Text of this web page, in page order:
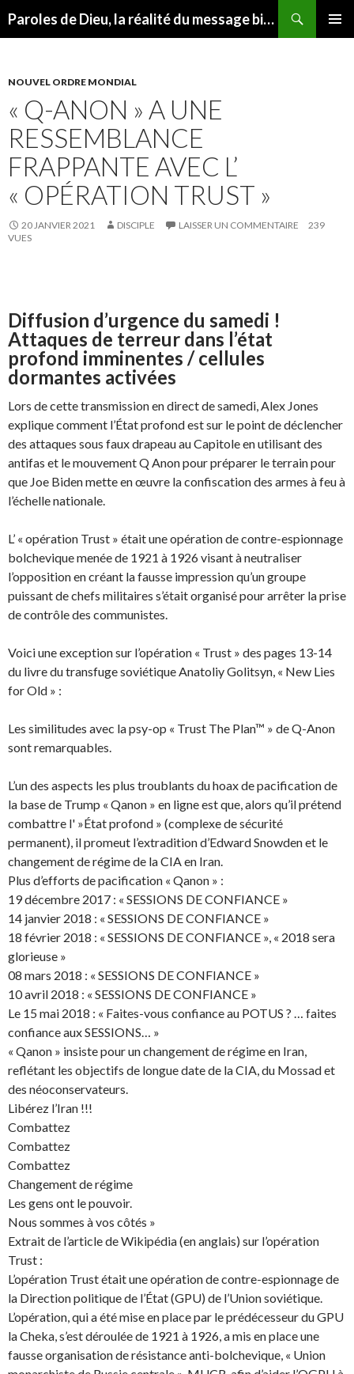
Paroles de Dieu, la réalité du message biblique
NOUVEL ORDRE MONDIAL
« Q-ANON » A UNE
RESSEMBLANCE
FRAPPANTE AVEC L’
« OPÉRATION TRUST »
20 JANVIER 2021 DISCIPLE LAISSER UN COMMENTAIRE
239
VUES
Diffusion d’urgence du samedi !
Attaques de terreur dans l’état
profond imminentes / cellules
dormantes activées
Lors de cette transmission en direct de samedi, Alex Jones
explique comment l’État profond est sur le point de déclencher
des attaques sous faux drapeau au Capitole en utilisant des
antifas et le mouvement Q Anon pour préparer le terrain pour
que Joe Biden mette en œuvre la confiscation des armes à feu à
l’échelle nationale.
L’ « opération Trust » était une opération de contre-espionnage
bolchevique menée de 1921 à 1926 visant à neutraliser
l’opposition en créant la fausse impression qu’un groupe
puissant de chefs militaires s’était organisé pour arrêter la prise
de contrôle des communistes.
Voici une exception sur l’opération « Trust » des pages 13-14
du livre du transfuge soviétique Anatoliy Golitsyn, « New Lies
for Old » :
Les similitudes avec la psy-op « Trust The Plan™ » de Q-Anon
sont remarquables.
L’un des aspects les plus troublants du hoax de pacification de
la base de Trump « Qanon » en ligne est que, alors qu’il prétend
combattre l' »État profond » (complexe de sécurité
permanent), il promeut l’extradition d’Edward Snowden et le
changement de régime de la CIA en Iran.
Plus d’efforts de pacification « Qanon » :
19 décembre 2017 : « SESSIONS DE CONFIANCE »
14 janvier 2018 : « SESSIONS DE CONFIANCE »
18 février 2018 : « SESSIONS DE CONFIANCE », « 2018 sera
glorieuse »
08 mars 2018 : « SESSIONS DE CONFIANCE »
10 avril 2018 : « SESSIONS DE CONFIANCE »
Le 15 mai 2018 : « Faites-vous confiance au POTUS ? … faites
confiance aux SESSIONS… »
« Qanon » insiste pour un changement de régime en Iran,
reflétant les objectifs de longue date de la CIA, du Mossad et
des néoconservateurs.
Libérez l’Iran !!!
Combattez
Combattez
Combattez
Changement de régime
Les gens ont le pouvoir.
Nous sommes à vos côtés »
Extrait de l’article de Wikipédia (en anglais) sur l’opération
Trust :
L’opération Trust était une opération de contre-espionnage de
la Direction politique de l’État (GPU) de l’Union soviétique.
L’opération, qui a été mise en place par le prédécesseur du GPU
la Cheka, s’est déroulée de 1921 à 1926, a mis en place une
fausse organisation de résistance anti-bolchevique, « Union